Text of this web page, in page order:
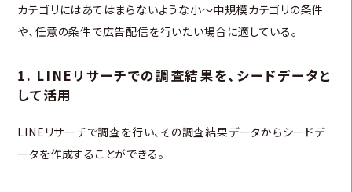
カテゴリにはあてはまらないような小～中規模カテゴリの条件
や、任意の条件で広告配信を行いたい場合に適している。
1. LINEリサーチでの調査結果を、シードデータと
して活用
LINEリサーチで調査を行い、その調査結果データからシードデ
ータを作成することができる。